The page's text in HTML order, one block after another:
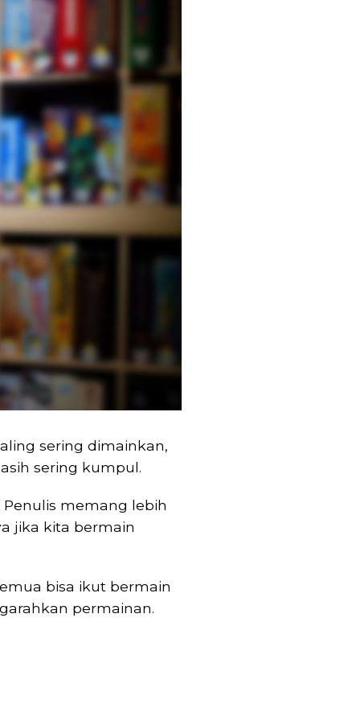
sering dimainkan,
sering kumpul.
memang lebih
jika kita bermain
bisa ikut bermain
permainan.